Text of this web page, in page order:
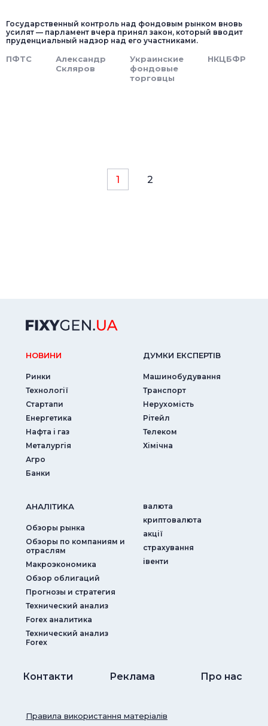
Государственный контроль над фондовым рынком вновь
усилят — парламент вчера принял закон, который вводит
пруденциальный надзор над его участниками.
ПФТС
Александр
Скляров
Украинские
фондовые
торговцы
НКЦБФР
1 2
НОВИНИ
Ринки
Технології
Стартапи
Енергетика
Нафта і газ
Металургія
Агро
Банки
ДУМКИ ЕКСПЕРТIВ
Машинобудування
Транспорт
Нерухомість
Рітейл
Телеком
Хімічна
АНАЛIТИКА
Обзоры рынка
Обзоры по компаниям и
отраслям
Макроэкономика
Обзор облигаций
Прогнозы и стратегия
Технический анализ
Forex аналитика
Технический анализ
Forex
валюта
криптовалюта
акції
страхування
iвенти
Контакти Реклама Про нас
Правила використання матеріалів